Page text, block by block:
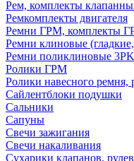
Рем, комплекты
Ремкомплекты двигателя
Ремни ГРМ, комплекты
Ремни клиновые
Ремни поликлиновые
Ролики ГРМ
Ролики навесного ремня,
Сайлентблоки подушки
Сальники
Сапуны
Свечи зажигания
Свечи накаливания
Сухарики клапанов,